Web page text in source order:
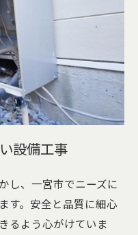
設備工事
し、一宮市でニーズに
す。安全と品質に細心
るよう心がけていま